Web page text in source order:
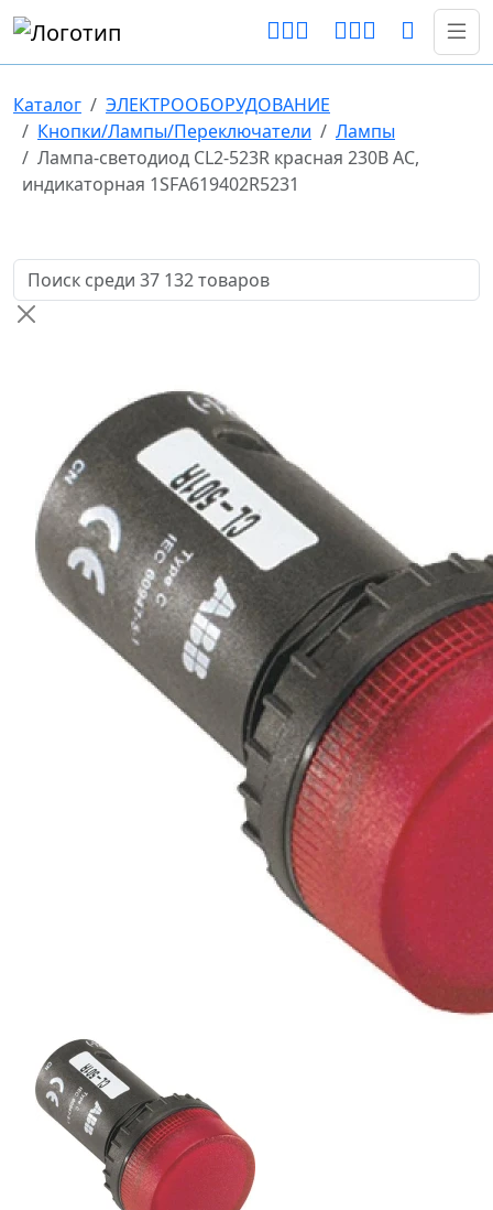
Каталог
ЭЛЕКТРООБОРУДОВАНИЕ
Кнопки/Лампы/Переключатели
Лампы
Лампа-светодиод CL2-523R красная 230B AC,
индикаторная 1SFA619402R5231
Поиск товаров по названию или артикулу